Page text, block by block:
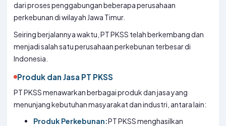
dari proses penggabungan beberapa perusahaan
perkebunan di wilayah Jawa Timur.
Seiring berjalannya waktu, PT PKSS telah berkembang dan
menjadi salah satu perusahaan perkebunan terbesar di
Indonesia.
Produk dan Jasa PT PKSS
PT PKSS menawarkan berbagai produk dan jasa yang
menunjang kebutuhan masyarakat dan industri, antara lain:
Produk Perkebunan:PT PKSS menghasilkan